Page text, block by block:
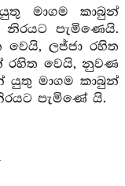
මාගම කාබුන්
පැමිණෙයි.
වෙයි, ලජ්ජා රහිත
රහිත වෙයි, නුවණ
යුතු මාගම කාබුන්
පැමිණේ යි.